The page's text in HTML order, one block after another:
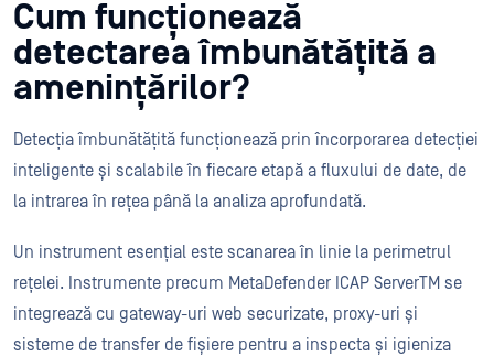
Cum funcționează
detectarea îmbunătățită a
amenințărilor?
Detecția îmbunătățită funcționează prin încorporarea detecției
inteligente și scalabile în fiecare etapă a fluxului de date, de
la intrarea în rețea până la analiza aprofundată.
Un instrument esențial este scanarea în linie la perimetrul
rețelei. Instrumente precum MetaDefender ICAP ServerTM se
integrează cu gateway-uri web securizate, proxy-uri și
sisteme de transfer de fișiere pentru a inspecta și igieniza